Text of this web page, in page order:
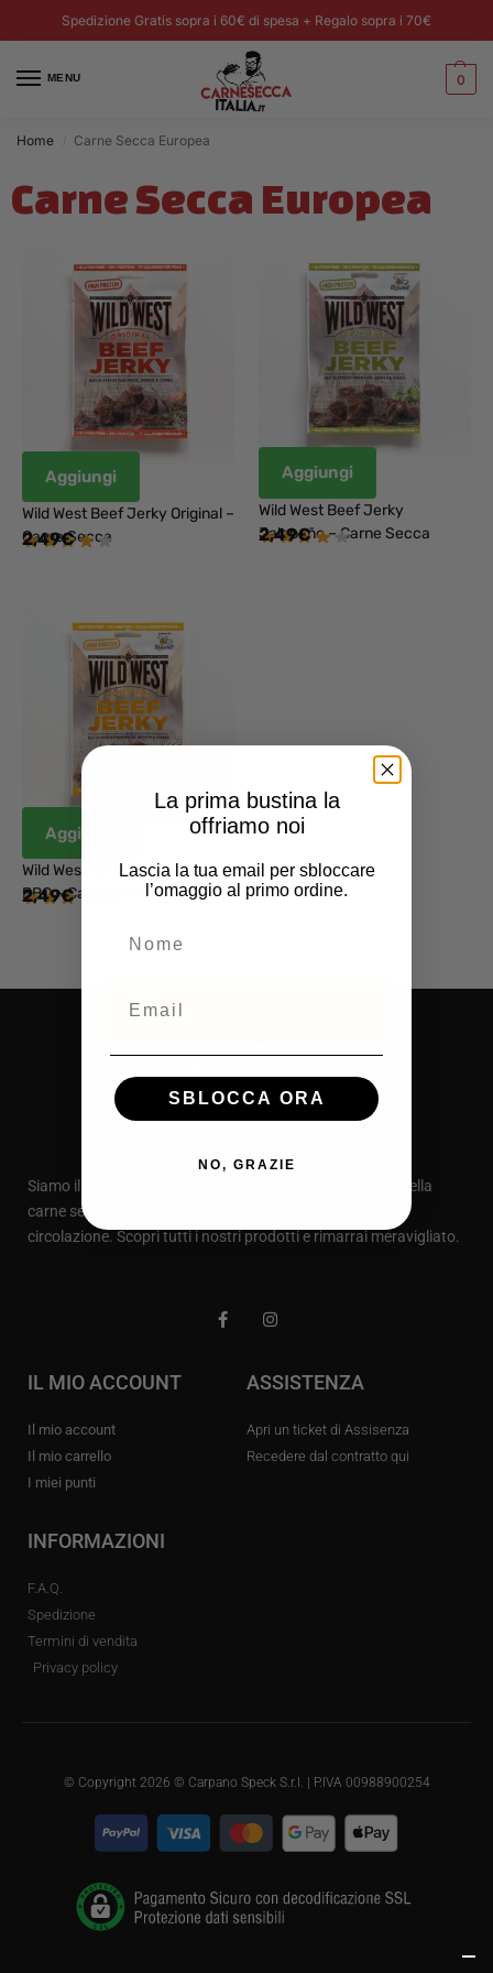
Spedizione Gratis sopra i 60€ di spesa + Regalo sopra i 70€
MENU 0
Home Carne Secca Europea
Carne Secca Europea
Aggiungi
Wild West Beef Jerky Original –
Carne Secca
2,49€
Aggiungi
Wild West Beef Jerky
Jalapeño – Carne Secca
2,49€
Aggiungi
Wild West Beef Jerky Honey
BBQ – Carne Secca
2,49€
Siamo il primo sito in Italia dedicato al delizioso mondo della
carne secca, dove puoi trovare la migliore carne secca in
circolazione. Scopri tutti i nostri prodotti e rimarrai meravigliato.
IL MIO ACCOUNT
Il mio account
Il mio carrello
I miei punti
ASSISTENZA
Apri un ticket di Assisenza
Recedere dal contratto qui
INFORMAZIONI
F.A.Q.
Spedizione
Termini di vendita
Privacy policy
© Copyright 2026 © Carpano Speck S.r.l. | P.IVA 00988900254
La prima bustina la
offriamo noi
Lascia la tua email per sbloccare
l’omaggio al primo ordine.
SBLOCCA ORA
NO, GRAZIE